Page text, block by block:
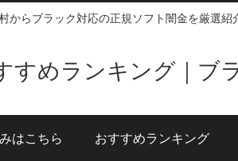
らブラック対応の正規ソフト闇金を厳選紹
すめランキング｜ブ
はこちら おすすめランキング